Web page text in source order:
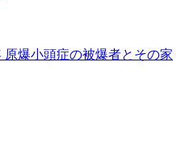
爆小頭症の被爆者とその家